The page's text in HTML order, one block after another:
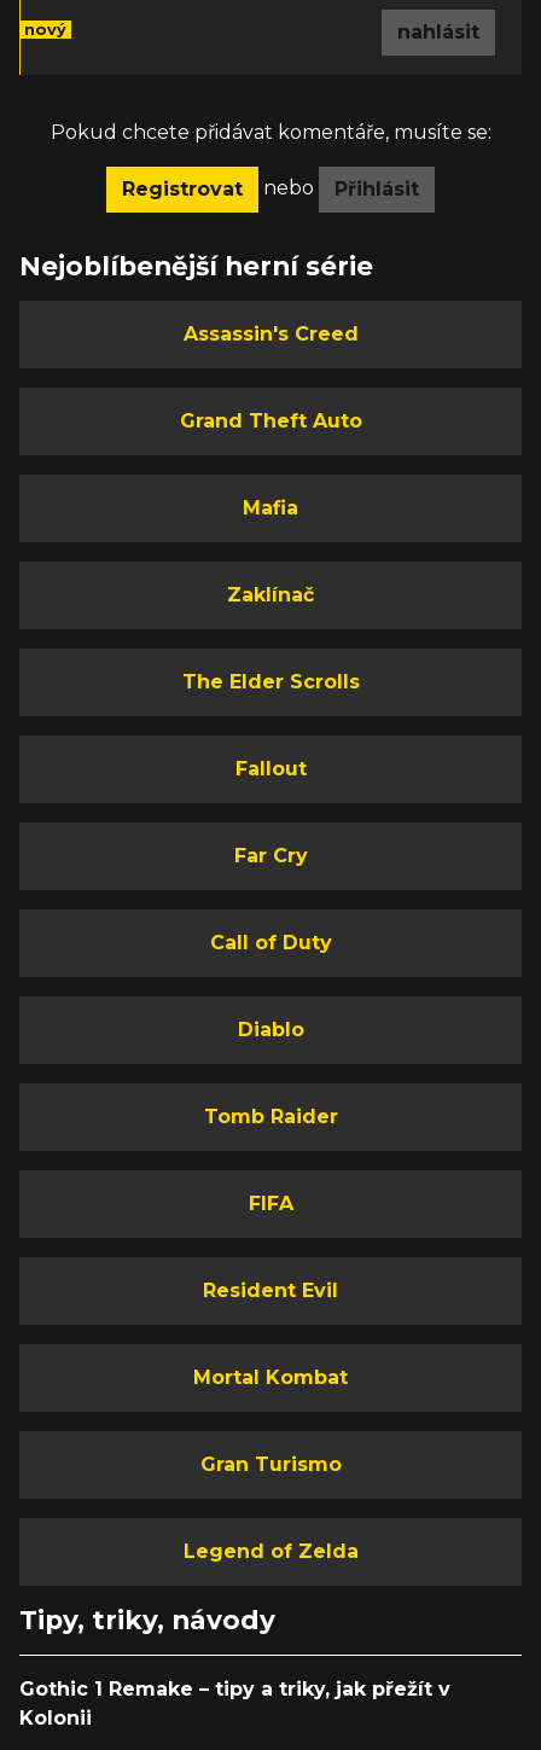
nový nahlásit
Pokud chcete přidávat komentáře, musíte se:
Registrovat nebo Přihlásit
Nejoblíbenější herní série
Assassin's Creed
Grand Theft Auto
Mafia
Zaklínač
The Elder Scrolls
Fallout
Far Cry
Call of Duty
Diablo
Tomb Raider
FIFA
Resident Evil
Mortal Kombat
Gran Turismo
Legend of Zelda
Tipy, triky, návody
Gothic 1 Remake – tipy a triky, jak přežít v
Kolonii